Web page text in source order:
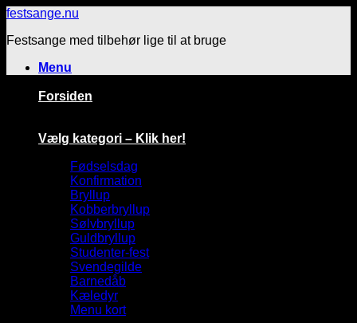
Fortsæt
indhold
festsange.nu
Festsange med tilbehør lige til at bruge
Menu
Forsiden
Vælg kategori – Klik her!
Fødselsdag
Konfirmation
Bryllup
Kobberbryllup
Sølvbryllup
Guldbryllup
Studenter-fest
Svendegilde
Barnedåb
Kæledyr
Menu kort